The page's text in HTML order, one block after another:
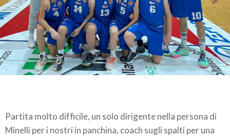
Partita molto difficile, un solo dirigente nella persona di
Minelli per i nostri in panchina, coach sugli spalti per una